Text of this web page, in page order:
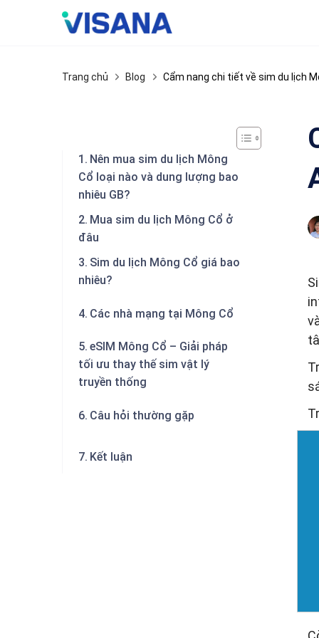
Trang chủ Blog Cẩm nang chi tiết về sim du lịch
Nên mua sim du lịch Mông
Cổ loại nào và dung lượng bao
nhiêu GB?
Mua sim du lịch Mông Cổ ở
đâu
Sim du lịch Mông Cổ giá bao
nhiêu?
Các nhà mạng tại Mông Cổ
eSIM Mông Cổ – Giải pháp
tối ưu thay thế sim vật lý
truyền thống
Câu hỏi thường gặp
Kết luận